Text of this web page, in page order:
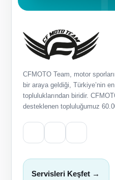
CFMOTO Team, motor
bir araya geldiği, Türkiye’nin
topluluklarından biridir.
desteklenen topluluğumuz
Servisleri Keşfet →